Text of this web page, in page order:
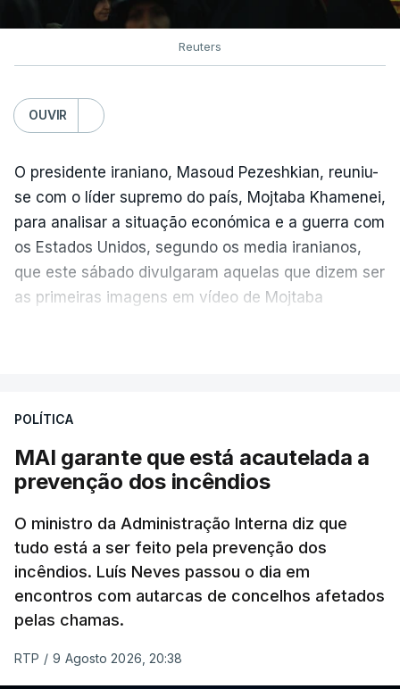
Reuters
OUVIR
O presidente iraniano, Masoud Pezeshkian, reuniu-
se com o líder supremo do país, Mojtaba Khamenei,
para analisar a situação económica e a guerra com
os Estados Unidos, segundo os media iranianos,
que este sábado divulgaram aquelas que dizem ser
as primeiras imagens em vídeo de Mojtaba
Mehr na rede social Telegram, como aquilo que
israelita, que nos últimos tempos vem dando conta
de que o líder supremo iraniano estará em estado
crítico na sequência do bombardeamento que no
último dia de fevereiro passado matou o pai, o
ayatollah Ali Khamenei, e outros membros da
família.
As imagens mostram Mojtaba Khamenei no que
será uma aula religiosa, mas sem qualquer
indicação adicional.
POLÍTICA
MAI garante que está acautelada a
prevenção dos incêndios
O ministro da Administração Interna diz que
tudo está a ser feito pela prevenção dos
incêndios. Luís Neves passou o dia em
encontros com autarcas de concelhos afetados
pelas chamas.
RTP / 9 Agosto 2026, 20:38